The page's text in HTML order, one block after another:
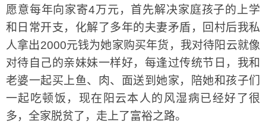
愿意每年向家寄4万元，首先解决家庭孩子的上学
和日常开支，化解了多年的夫妻矛盾，回村后我私
人拿出2000元钱为她家购买年货，我对待阳云就像
对待自己的亲妹妹一样好，每逢过传统节日，我和
老婆一起买上鱼、肉、面送到她家，陪她和孩子们
一起吃顿饭，现在阳云本人的风湿病已经好了很
多，全家脱贫了，走上了富裕之路。